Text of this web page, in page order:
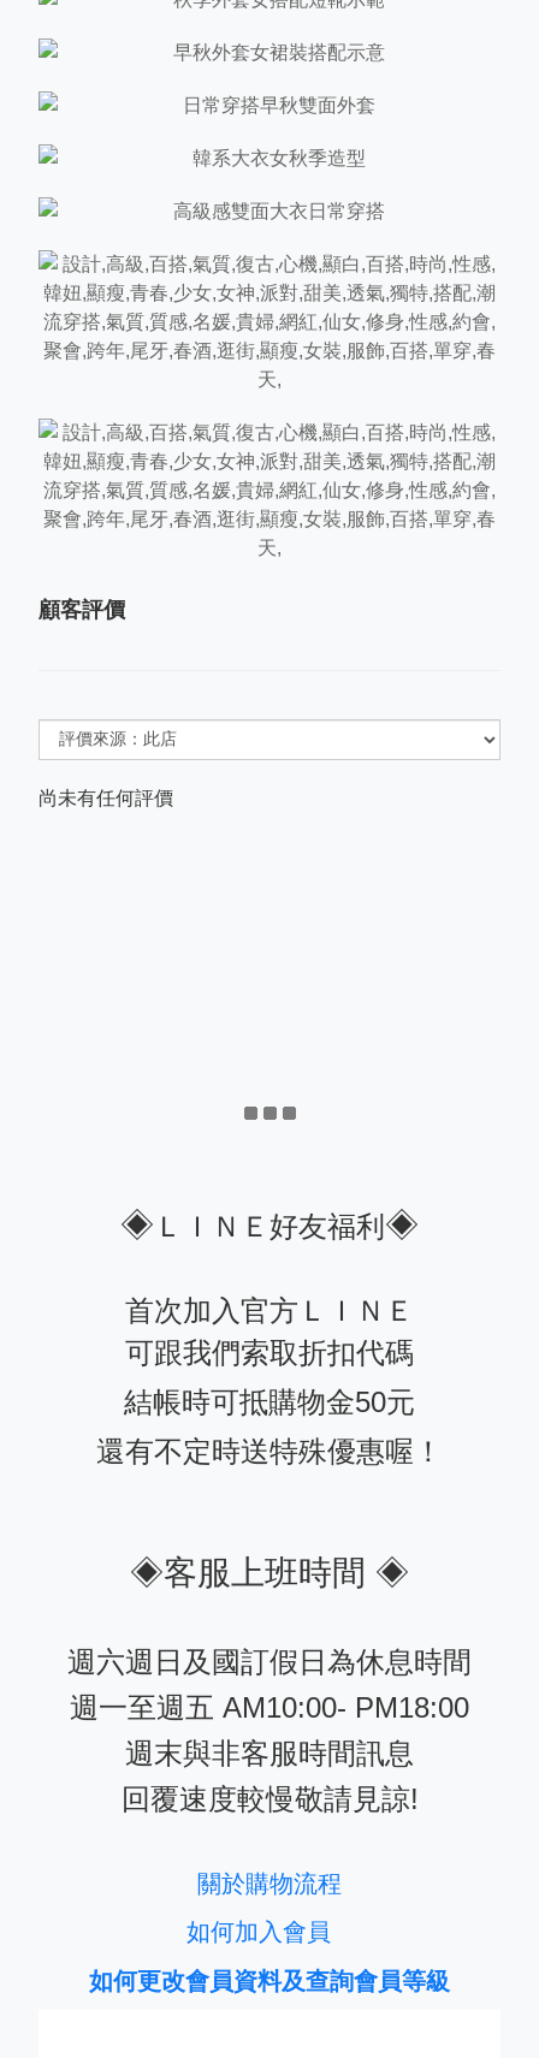
顧客評價
尚未有任何評價
◈ ＬＩＮＥ好友福利 ◈
首次加入官方ＬＩＮＥ
可跟我們索取折扣代碼
結帳時可抵購物金50元
還有不定時送特殊優惠喔！
◈客服上班時間 ◈
週六週日及國訂假日為休息時間
週一至週五 AM10:00- PM18:00
週末與非客服時間訊息
回覆速度較慢敬請見諒!
關於購物流程
如何加入會員
如何更改會員資料及查詢會員等級